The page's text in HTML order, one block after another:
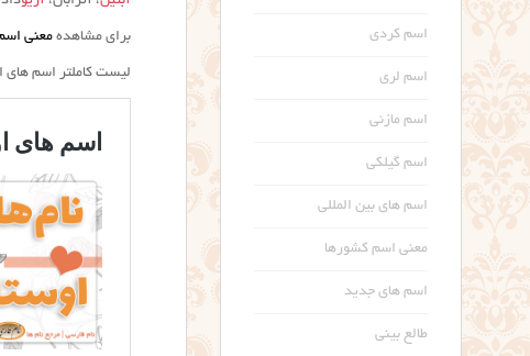
برای مشاهده معنی
لیست کاملتر اسم های
اسم کردی
اسم لری
اسم مازنی
اسم گیلکی
اسم های بین المللی
معنی اسم کشورها
اسم های جدید
طالع بینی